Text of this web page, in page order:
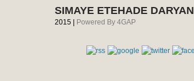
SIMAYE ETEHADE DARYAN
2015 | Powered By 4GAP